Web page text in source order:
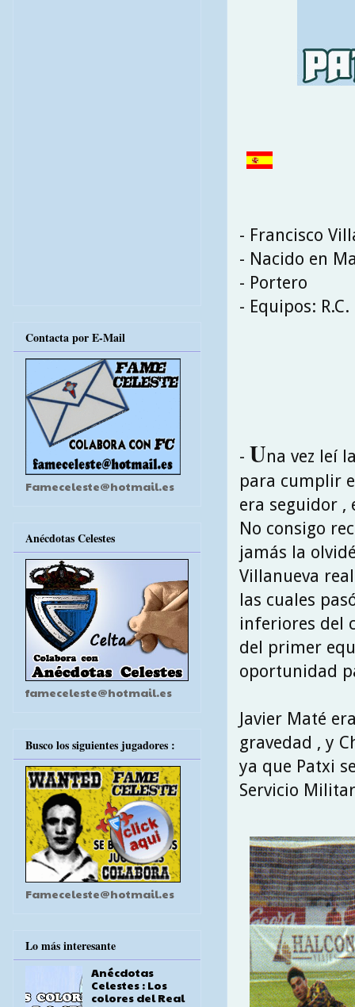
- Francisco
- Nacido en
- Portero
- Equipos:
- Una vez leí
para cumplir
era seguidor ,
No consigo
jamás la
Villanueva
las cuales
inferiores del
del primer
oportunidad
Javier Maté
gravedad , y
ya que Patxi
Servicio
Contacta por E-Mail
Fameceleste@hotmail.es
Anécdotas Celestes
fameceleste@hotmail.es
Busco los siguientes jugadores :
Fameceleste@hotmail.es
Lo más interesante
Anécdotas
Celestes : Los
colores del Real